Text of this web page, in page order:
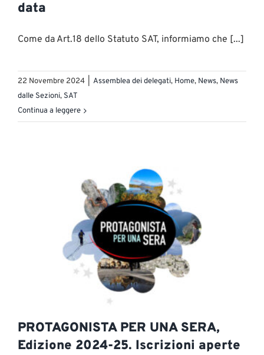
data
Come da Art.18 dello Statuto SAT, informiamo che [...]
22 Novembre 2024 Assemblea dei delegati, Home, News, News
dalle Sezioni, SAT
Continua a leggere
PROTAGONISTA PER UNA SERA,
Edizione 2024-25. Iscrizioni aperte